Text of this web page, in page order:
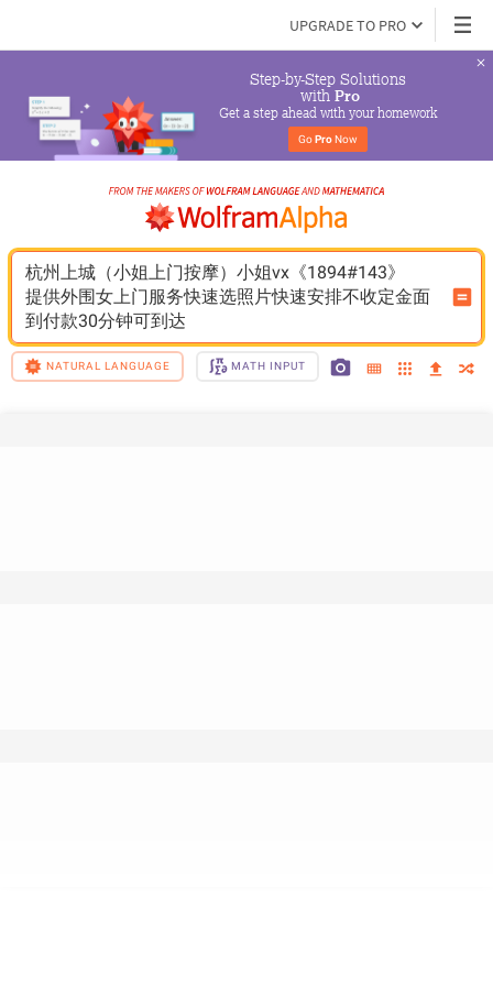
UPGRADE TO PRO
Step-by-Step Solutions
with Pro
Get a step ahead with your homework
Go Pro Now
杭州上城（小姐上门按摩）小姐vx《1894#143》
提供外围女上门服务快速选照片快速安排不收定金面
到付款30分钟可到达
NATURAL LANGUAGE MATH INPUT